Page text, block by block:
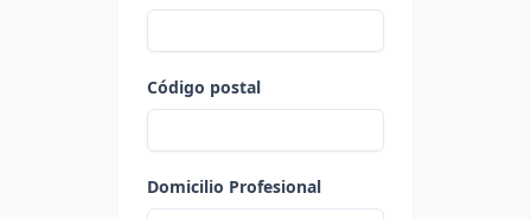
Código postal
Domicilio Profesional